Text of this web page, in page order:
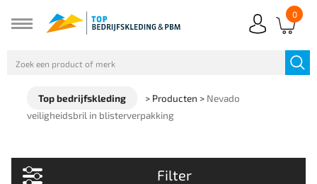
0
Top bedrijfskleding > Producten > Nevado
veiligheidsbril in blisterverpakking
Filter